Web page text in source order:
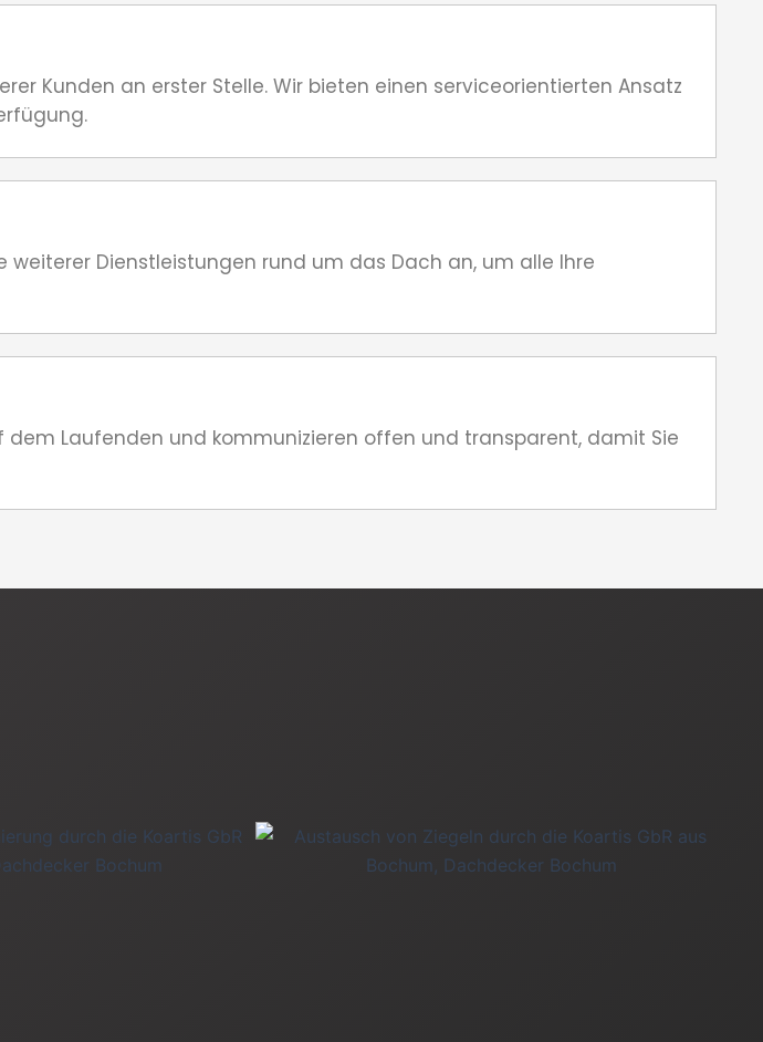
Kunden an erster Stelle. Wir bieten einen serviceorientierten Ansatz
Dienstleistungen rund um das Dach an, um alle Ihre
dem Laufenden und kommunizieren offen und transparent, damit Sie